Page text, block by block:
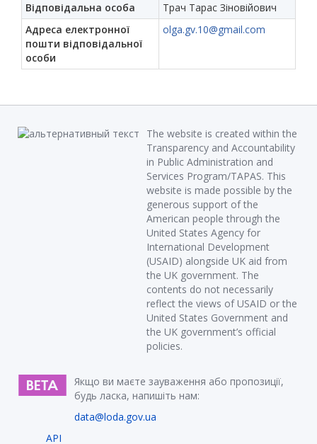
Відповідальна особа
Трач Тарас Зіновійович
Адреса електронної
пошти відповідальної
особи
olga.gv.10@gmail.com
The website is created within the
Transparency and Accountability
in Public Administration and
Services Program/TAPAS. This
website is made possible by the
generous support of the
American people through the
United States Agency for
International Development
(USAID) alongside UK aid from
the UK government. The
contents do not necessarily
reflect the views of USAID or the
United States Government and
the UK government’s official
policies.
Якщо ви маєте зауваження або пропозиції,
будь ласка, напишіть нам:
data@loda.gov.ua
API